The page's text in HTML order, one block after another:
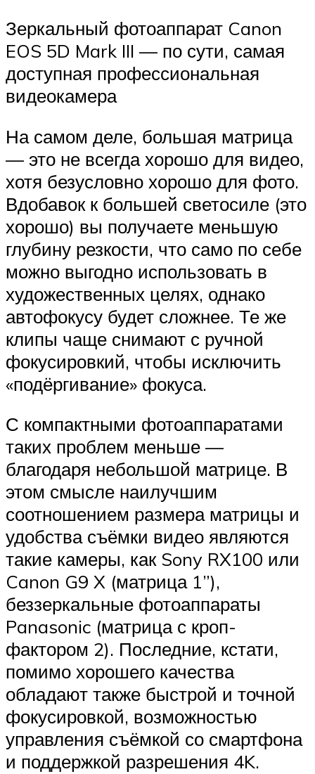
Зеркальный фотоаппарат Canon
EOS 5D Mark III — по сути, самая
доступная профессиональная
видеокамера
На самом деле, большая матрица
— это не всегда хорошо для видео,
хотя безусловно хорошо для фото.
Вдобавок к большей светосиле (это
хорошо) вы получаете меньшую
глубину резкости, что само по себе
можно выгодно использовать в
художественных целях, однако
автофокусу будет сложнее. Те же
клипы чаще снимают с ручной
фокусировкий, чтобы исключить
«подёргивание» фокуса.
С компактными фотоаппаратами
таких проблем меньше —
благодаря небольшой матрице. В
этом смысле наилучшим
соотношением размера матрицы и
удобства съёмки видео являются
такие камеры, как Sony RX100 или
Canon G9 X (матрица 1”),
беззеркальные фотоаппараты
Panasonic (матрица с кроп-
фактором 2). Последние, кстати,
помимо хорошего качества
обладают также быстрой и точной
фокусировкой, возможностью
управления съёмкой со смартфона
и поддержкой разрешения 4K.